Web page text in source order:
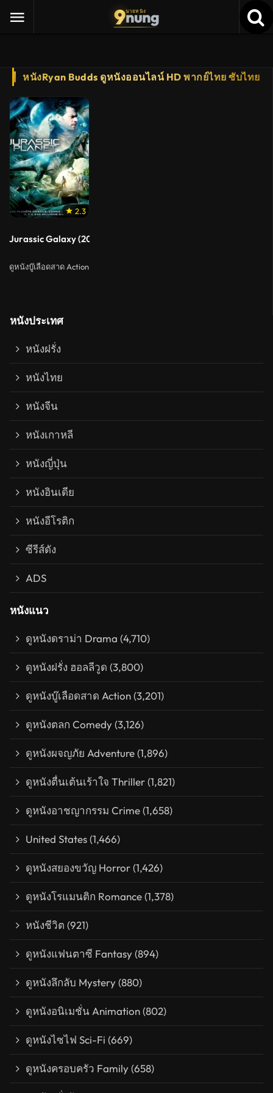
9นายหนัง
nung
หนังRyan Budds ดูหนังออนไลน์ HD พากย์ไทย ซับไทย
2.3
Jurassic Galaxy (2018)
ดูหนังบู๊เลือดสาด Action
หนังประเทศ
หนังฝรั่ง
หนังไทย
หนังจีน
หนังเกาหลี
หนังญี่ปุ่น
หนังอินเดีย
หนังอีโรติก
ซีรีส์ดัง
ADS
หนังแนว
ดูหนังดราม่า Drama (4,710)
ดูหนังฝรั่ง ฮอลลีวูด (3,800)
ดูหนังบู๊เลือดสาด Action(3,201)
ดูหนังตลก Comedy(3,126)
ดูหนังผจญภัย Adventure(1,896)
ดูหนังตื่นเต้นเร้าใจ Thriller(1,821)
ดูหนังอาชญากรรม Crime(1,658)
United States(1,466)
ดูหนังสยองขวัญ Horror(1,426)
ดูหนังโรแมนติก Romance(1,378)
หนังชีวิต (921)
ดูหนังแฟนตาซี Fantasy(894)
ดูหนังลึกลับ Mystery(880)
ดูหนังอนิเมชั่น Animation(802)
ดูหนังไซไฟ Sci-Fi (669)
ดูหนังครอบครัว Family(658)